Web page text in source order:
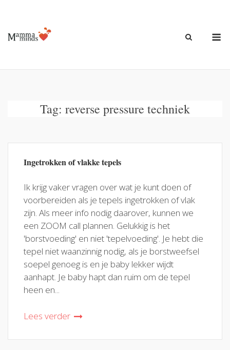
de
inhoud
Tag: reverse pressure techniek
Ingetrokken of vlakke tepels
Ik krijg vaker vragen over wat je kunt doen of
voorbereiden als je tepels ingetrokken of vlak
zijn. Als meer info nodig daarover, kunnen we
een ZOOM call plannen. Gelukkig is het
'borstvoeding' en niet 'tepelvoeding'. Je hebt die
tepel niet waanzinnig nodig, als je borstweefsel
soepel genoeg is en je baby lekker wijdt
aanhapt. Je baby hapt dan ruim om de tepel
heen en...
Lees verder